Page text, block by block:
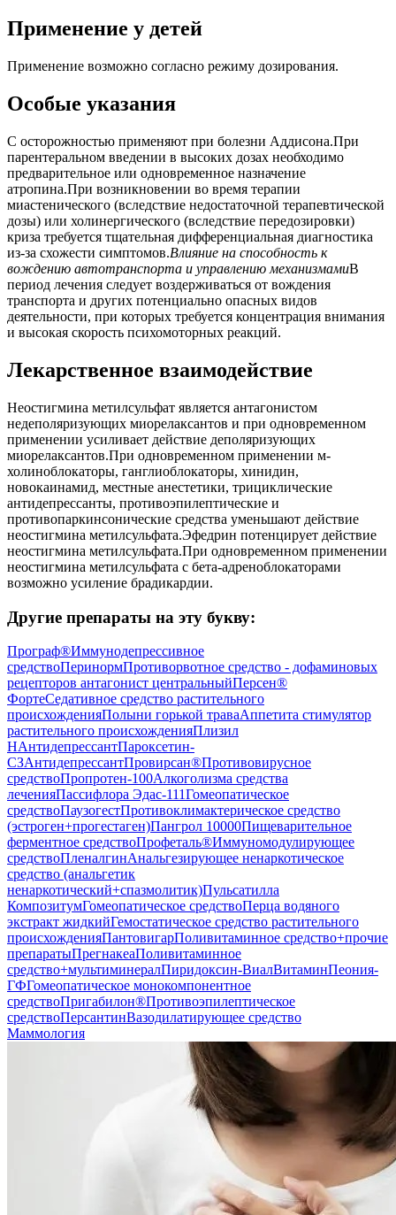
Применение у детей
Применение возможно согласно режиму дозирования.
Особые указания
С осторожностью применяют при болезни Аддисона.При
парентеральном введении в высоких дозах необходимо
предварительное или одновременное назначение
атропина.При возникновении во время терапии
миастенического (вследствие недостаточной терапевтической
дозы) или холинергического (вследствие передозировки)
криза требуется тщательная дифференциальная диагностика
из-за схожести симптомов.Влияние на способность к
вождению автотранспорта и управлению механизмамиВ
период лечения следует воздерживаться от вождения
транспорта и других потенциально опасных видов
деятельности, при которых требуется концентрация внимания
и высокая скорость психомоторных реакций.
Лекарственное взаимодействие
Неостигмина метилсульфат является антагонистом
недеполяризующих миорелаксантов и при одновременном
применении усиливает действие деполяризующих
миорелаксантов.При одновременном применении м-
холиноблокаторы, ганглиоблокаторы, хинидин,
новокаинамид, местные анестетики, трициклические
антидепрессанты, противоэпилептические и
противопаркинсонические средства уменьшают действие
неостигмина метилсульфата.Эфедрин потенцирует действие
неостигмина метилсульфата.При одновременном применении
неостигмина метилсульфата с бета-адреноблокаторами
возможно усиление брадикардии.
Другие препараты на эту букву:
Програф®Иммунодепрессивное
средствоПеринормПротиворвотное средство - дофаминовых
рецепторов антагонист центральныйПерсен®
ФортеСедативное средство растительного
происхожденияПолыни горькой траваАппетита стимулятор
растительного происхожденияПлизил
НАнтидепрессантПароксетин-
СЗАнтидепрессантПровирсан®Противовирусное
средствоПропротен-100Алкоголизма средства
леченияПассифлора Эдас-111Гомеопатическое
средствоПаузогестПротивоклимактерическое средство
(эстроген+прогестаген)Пангрол 10000Пищеварительное
ферментное средствоПрофеталь®Иммуномодулирующее
средствоПленалгинАнальгезирующее ненаркотическое
средство (анальгетик
ненаркотический+спазмолитик)Пульсатилла
КомпозитумГомеопатическое средствоПерца водяного
экстракт жидкийГемостатическое средство растительного
происхожденияПантовигарПоливитаминное средство+прочие
препаратыПрегнакеаПоливитаминное
средство+мультиминералПиридоксин-ВиалВитаминПеония-
ГФГомеопатическое монокомпонентное
средствоПригабилон®Противоэпилептическое
средствоПерсантинВазодилатирующее средство
Маммология